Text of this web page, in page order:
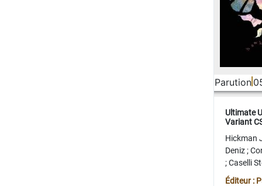
Parution
Ultimate
Variant
Hickman
Deniz;
;Caselli
Juan
Éditeur :